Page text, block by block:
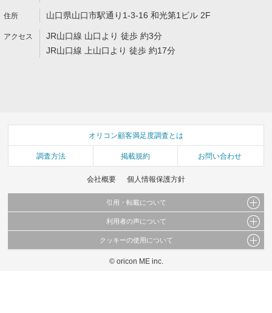
山口県山口市駅通り1-3-16 和光第1ビル 2F
JR山口線 山口より 徒歩 約3分
JR山口線 上山口より 徒歩 約17分
オリコン顧客満足度調査とは
調査方法 掲載規約 お問い合わせ
会社概要 個人情報保護方針
引用・転載について
当サイトで公開されている情報（文字、写真、イラスト、画像データ等）及びこれらの配
これらの情報を権利者の許可なく無断転載・複製などの二次利用を行うことは固く禁じて
利用者の声について
当サイトに掲載している内容はすべてサービスの利用者が提出された見解・感想です。
弊社の見解・ 意見ではないことをご理解いただいた上でご覧ください。
クッキーの使用について
このサイトでは Cookie を使用して、ユーザーに合わせたコンテンツや広告の表示、ソー
© oricon ME inc.